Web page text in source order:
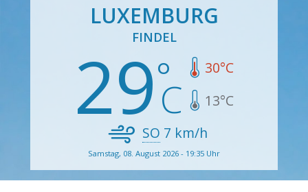
LUXEMBURG
FINDEL
29 30°C
13°C
SO 7 km/h
Samstag, 08. August 2026 - 19:35 Uhr